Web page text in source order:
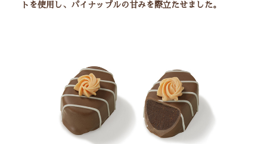
トを使用し、パイナップルの甘みを際立たせました。